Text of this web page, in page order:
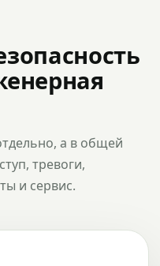
а в общей
тревоги,
и сервис.